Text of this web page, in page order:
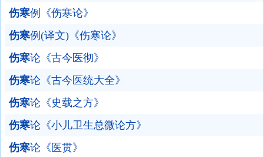
伤寒例《伤寒论》
伤寒例(译文)《伤寒论》
伤寒论《古今医彻》
伤寒论《古今医统大全》
伤寒论《史载之方》
伤寒论《小儿卫生总微论方》
伤寒论《医贯》